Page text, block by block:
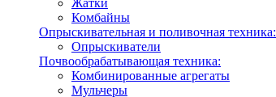
Жатки
Комбайны
Опрыскивательная и поливочная техника:
Опрыскиватели
Почвообрабатывающая техника:
Комбинированные агрегаты
Мульчеры